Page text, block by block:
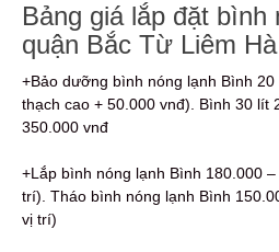
Bảng giá lắp đặt bình
quận Bắc Từ Liêm
+Bảo dưỡng bình nóng lạnh Bình
thạch cao + 50.000 vnđ). Bình 30 lít
350.000 vnđ
+Lắp bình nóng lạnh Bình 180.000
trí). Tháo bình nóng lạnh Bình
vị trí)